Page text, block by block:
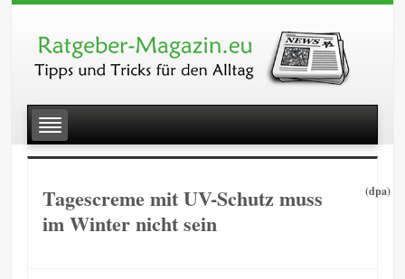
Tagescreme mit UV-Schutz muss
im Winter nicht sein
(dpa)